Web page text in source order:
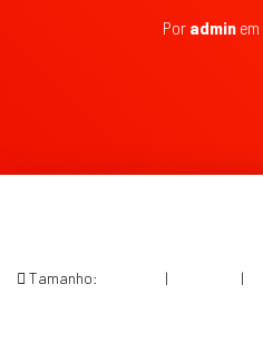
Por adminem
Tamanho: | |